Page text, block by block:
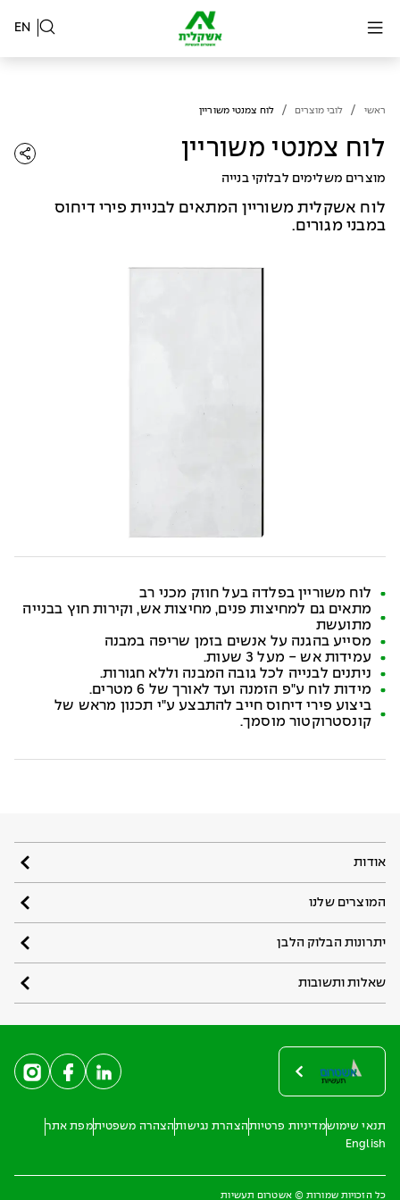
EN
ראשי / לובי מוצרים / לוח צמנטי משוריין
לוח צמנטי משוריין
מוצרים משלימים לבלוקי בנייה
לוח אשקלית משוריין המתאים לבניית פירי דיחוס
במבני מגורים.
לוח משוריין בפלדה בעל חוזק מכני רב
מתאים גם למחיצות פנים, מחיצות אש, וקירות חוץ בבנייה
מתועשת
מסייע בהגנה על אנשים בזמן שריפה במבנה
עמידות אש - מעל 3 שעות.
ניתנים לבנייה לכל גובה המבנה וללא חגורות.
מידות לוח ע"פ הזמנה ועד לאורך של 6 מטרים.
ביצוע פירי דיחוס חייב להתבצע ע"י תכנון מראש של
קונסטרוקטור מוסמך.
אודות
המוצרים שלנו
יתרונות הבלוק הלבן
שאלות ותשובות
תנאי שימושמדיניות פרטיותהצהרת נגישותהצהרה משפטיתמפת אתר
English
כל הזכויות שמורות © אשטרום תעשיות